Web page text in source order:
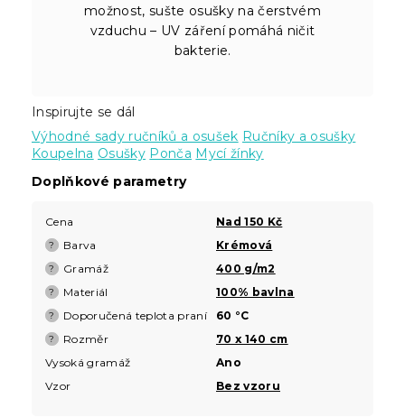
možnost, sušte osušky na čerstvém
vzduchu – UV záření pomáhá ničit
bakterie.
Inspirujte se dál
Výhodné sady ručníků a osušek Ručníky a osušky
Koupelna Osušky Ponča Mycí žínky
Doplňkové parametry
Cena Nad 150 Kč
? Barva Krémová
? Gramáž 400 g/m2
? Materiál 100% bavlna
? Doporučená teplota praní 60 °C
? Rozměr
70 x 140 cm
Vysoká gramáž
Ano
Vzor
Bez vzoru